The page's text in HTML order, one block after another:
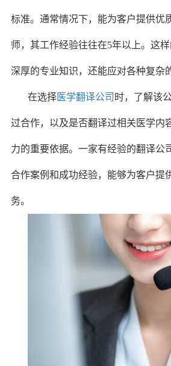
标准。通常情况下，能为客户提供优
师，其工作经验往往在5年以上。这
深厚的专业知识，还能应对各种复杂
在选择医学翻译公司 时，了解该
过合作，以及是否翻译过相关医学内
力的重要依据。一家有经验的翻译公
合作案例和成功经验，能够为客户提
务。